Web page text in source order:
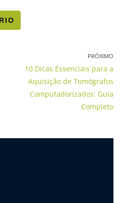
PRÓXIMO
10 Dicas Essenciais para a
Aquisição de Tomógrafos
Computadorizados: Guia
Completo